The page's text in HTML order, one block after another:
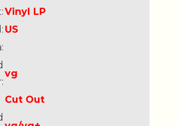
Vinyl LP
US
vg
Cut Out